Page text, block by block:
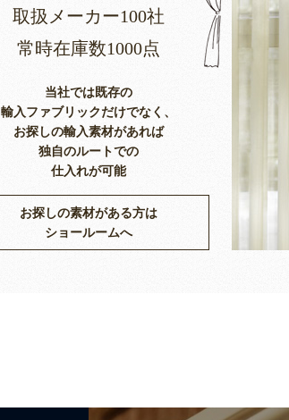
取扱メーカー100社
常時在庫数1000点
当社では既存の
輸入ファブリックだけでなく、
お探しの輸入素材があれば
独自のルートでの
仕入れが可能
お探しの素材がある方は
ショールームへ